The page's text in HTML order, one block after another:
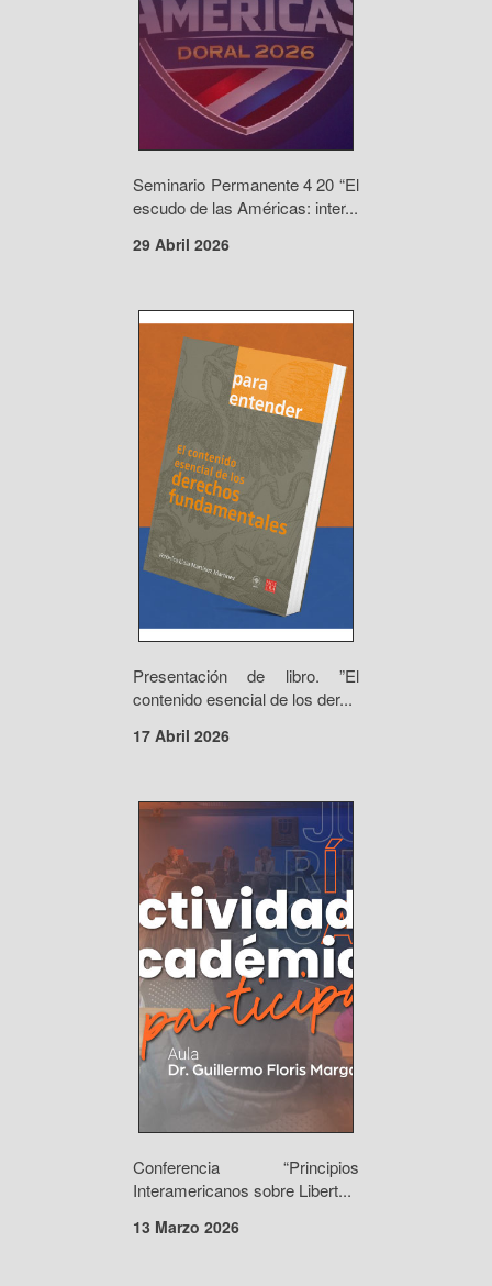
Seminario Permanente 4 20 “El
escudo de las Américas: inter...
29 Abril 2026
Presentación de libro. ”El
contenido esencial de los der...
17 Abril 2026
Conferencia “Principios
Interamericanos sobre Libert...
13 Marzo 2026